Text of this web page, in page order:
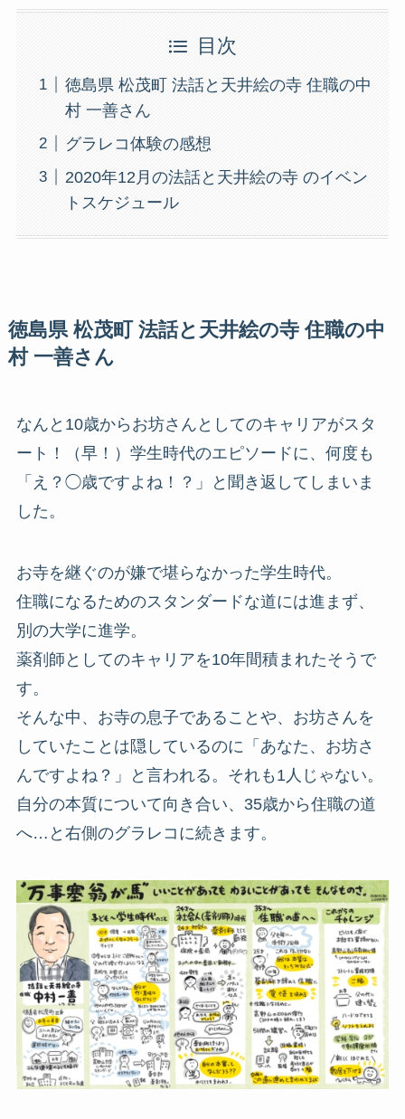
目次
徳島県 松茂町 法話と天井絵の寺 住職の中
村 一善さん
グラレコ体験の感想
2020年12月の法話と天井絵の寺 のイベン
トスケジュール
徳島県 松茂町 法話と天井絵の寺 住職の中
村 一善さん
なんと10歳からお坊さんとしてのキャリアがスタ
ート！（早！）学生時代のエピソードに、何度も
「え？◯歳ですよね！？」と聞き返してしまいま
した。
お寺を継ぐのが嫌で堪らなかった学生時代。
住職になるためのスタンダードな道には進まず、
別の大学に進学。
薬剤師としてのキャリアを10年間積まれたそうで
す。
そんな中、お寺の息子であることや、お坊さんを
していたことは隠しているのに「あなた、お坊さ
んですよね？」と言われる。それも1人じゃない。
自分の本質について向き合い、35歳から住職の道
へ…と右側のグラレコに続きます。